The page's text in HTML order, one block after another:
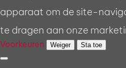
apparaat om de site-
te dragen aan onze
Voorkeuren Weiger Sta toe